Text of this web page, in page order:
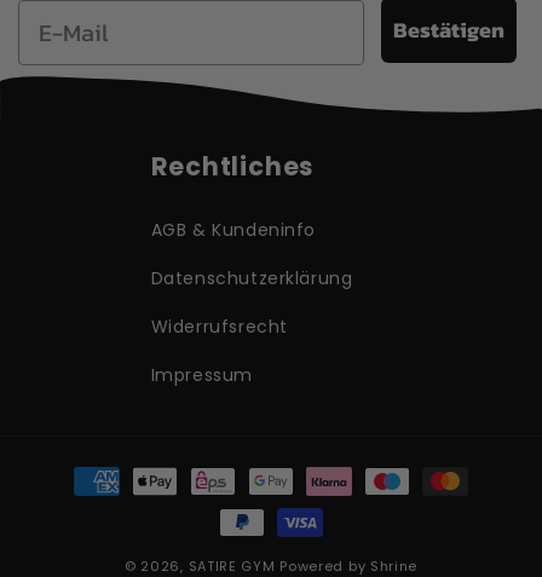
Email Bestätigen
Rechtliches
AGB & Kundeninfo
Datenschutzerklärung
Widerrufsrecht
Impressum
Zahlungsmethoden
© 2026, SATIRE GYM Powered by Shrine